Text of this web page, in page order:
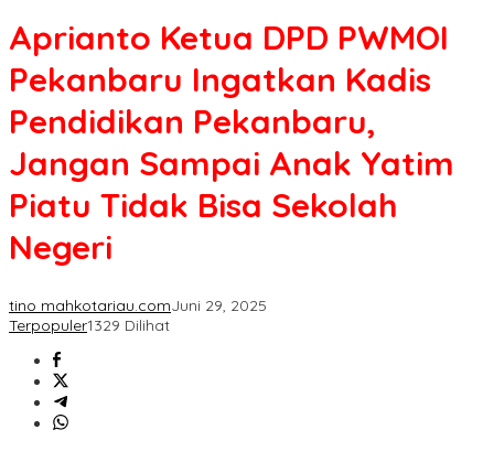
Aprianto Ketua DPD PWMOI
Pekanbaru Ingatkan Kadis
Pendidikan Pekanbaru,
Jangan Sampai Anak Yatim
Piatu Tidak Bisa Sekolah
Negeri
tino mahkotariau.comJuni 29, 2025
Terpopuler1329 Dilihat